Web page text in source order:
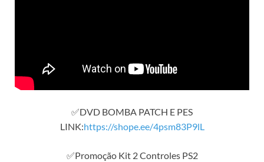
✅DVD BOMBA PATCH E PES
LINK:https://shope.ee/4psm83P9lL
✅Promoção Kit 2 Controles PS2